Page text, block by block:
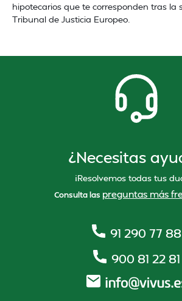
hipotecarios que te corresponden tras la
Tribunal de Justicia Europeo.
¿Necesitas
¡Resolvemos todas tus
Consulta las preguntas más
91 290 77 88
900 81 22 81